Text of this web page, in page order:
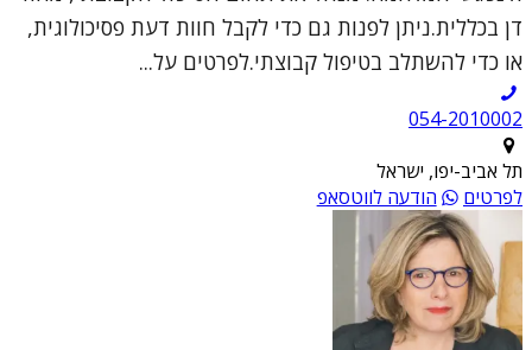
דן בכללית.ניתן לפנות גם כדי לקבל חוות דעת פסיכולוגית,
או כדי להשתלב בטיפול קבוצתי.לפרטים על...
054-2010002
תל אביב-יפו, ישראל
לפרטים
הודעה לווטסאפ